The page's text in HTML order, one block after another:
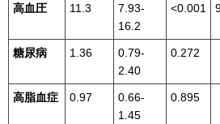
高血圧 11.3
7.93-
16.2
<0.001
糖尿病 1.36
0.79-
2.40
0.272
高脂血症 0.97
0.66-
1.45
0.895